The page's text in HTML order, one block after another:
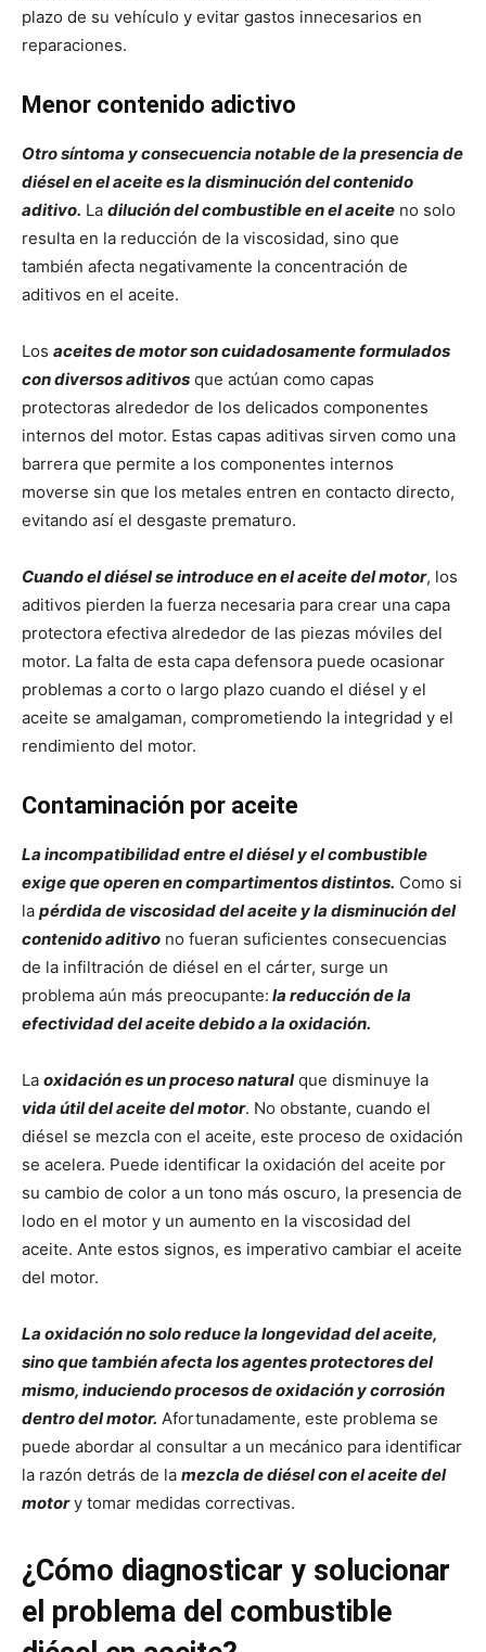
plazo de su vehículo y evitar gastos innecesarios en
reparaciones.
Menor contenido adictivo
Otro síntoma y consecuencia notable de la presencia de
diésel en el aceite es la disminución del contenido
aditivo. La dilución del combustible en el aceite no solo
resulta en la reducción de la viscosidad, sino que
también afecta negativamente la concentración de
aditivos en el aceite.
Los aceites de motor son cuidadosamente formulados
con diversos aditivos que actúan como capas
protectoras alrededor de los delicados componentes
internos del motor. Estas capas aditivas sirven como una
barrera que permite a los componentes internos
moverse sin que los metales entren en contacto directo,
evitando así el desgaste prematuro.
Cuando el diésel se introduce en el aceite del motor, los
aditivos pierden la fuerza necesaria para crear una capa
protectora efectiva alrededor de las piezas móviles del
motor. La falta de esta capa defensora puede ocasionar
problemas a corto o largo plazo cuando el diésel y el
aceite se amalgaman, comprometiendo la integridad y el
rendimiento del motor.
Contaminación por aceite
La incompatibilidad entre el diésel y el combustible
exige que operen en compartimentos distintos. Como si
la pérdida de viscosidad del aceite y la disminución del
contenido aditivo no fueran suficientes consecuencias
de la infiltración de diésel en el cárter, surge un
problema aún más preocupante: la reducción de la
efectividad del aceite debido a la oxidación.
La oxidación es un proceso naturalque disminuye la
vida útil del aceite del motor. No obstante, cuando el
diésel se mezcla con el aceite, este proceso de oxidación
se acelera. Puede identificar la oxidación del aceite por
su cambio de color a un tono más oscuro, la presencia de
lodo en el motor y un aumento en la viscosidad del
aceite. Ante estos signos, es imperativo cambiar el aceite
del motor.
La oxidación no solo reduce la longevidad del aceite,
sino que también afecta los agentes protectores del
mismo, induciendo procesos de oxidación y corrosión
dentro del motor. Afortunadamente, este problema se
puede abordar al consultar a un mecánico para identificar
la razón detrás de la mezcla de diésel con el aceite del
motory tomar medidas correctivas.
¿Cómo diagnosticar y solucionar
el problema del combustible